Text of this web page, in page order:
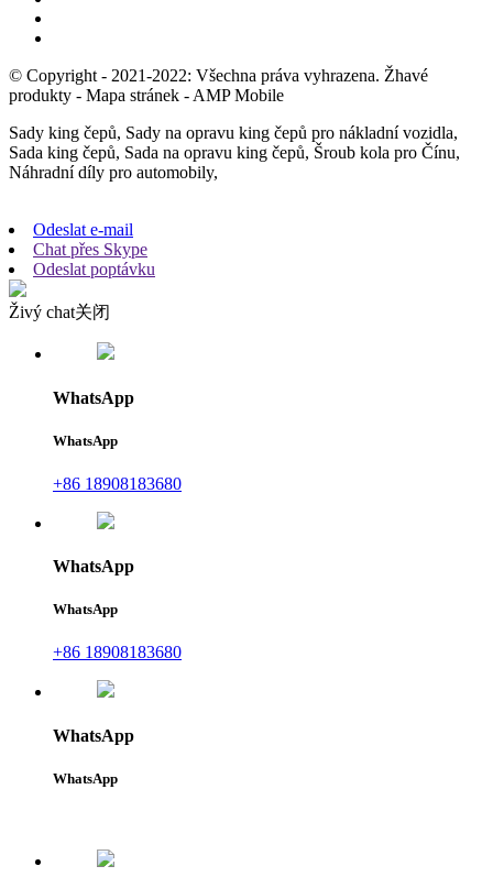
© Copyright - 2021-2022: Všechna práva vyhrazena. Žhavé
produkty - Mapa stránek - AMP Mobile
Sady king čepů, Sady na opravu king čepů pro nákladní vozidla,
Sada king čepů, Sada na opravu king čepů, Šroub kola pro Čínu,
Náhradní díly pro automobily,
Odeslat e-mail
Chat přes Skype
Odeslat poptávku
Živý chat关闭
WhatsApp
WhatsApp
+86 18908183680
WhatsApp
WhatsApp
+86 18908183680
WhatsApp
WhatsApp